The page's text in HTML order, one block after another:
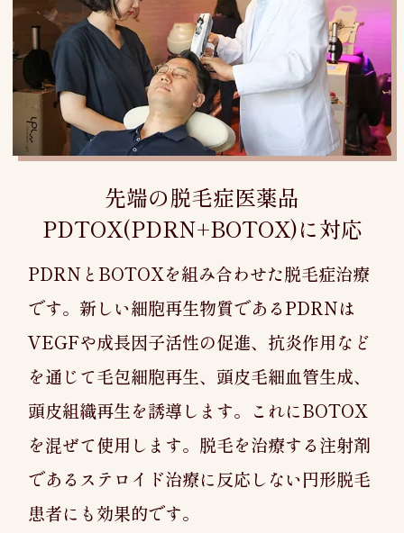
先端の脱毛症医薬品
PDTOX(PDRN+BOTOX)に対応
PDRNとBOTOXを組み合わせた脱毛症治療
です。新しい細胞再生物質であるPDRNは
VEGFや成長因子活性の促進、抗炎作用など
を通じて毛包細胞再生、頭皮毛細血管生成、
頭皮組織再生を誘導します。これにBOTOX
を混ぜて使用します。脱毛を治療する注射剤
であるステロイド治療に反応しない円形脱毛
患者にも効果的です。